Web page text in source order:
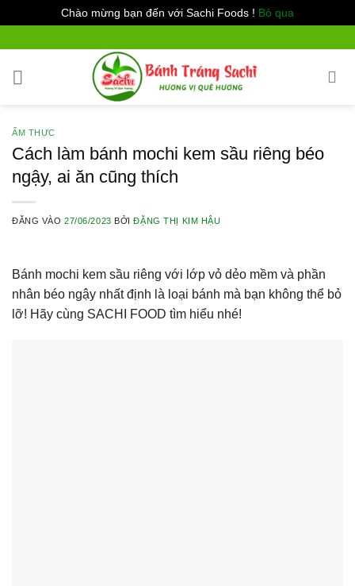
Chào mừng bạn đến với Sachi Foods ! Bỏ qua
nội
ẨM THỰC
Cách làm bánh mochi kem sầu riêng béo
ngậy, ai ăn cũng thích
ĐĂNG VÀO27/06/2023 BỞIĐẶNG THỊ KIM HẬU
Bánh mochi kem sầu riêng với lớp vỏ dẻo mềm và phần
nhân béo ngậy nhất định là loại bánh mà bạn không thể bỏ
lỡ! Hãy cùng SACHI FOOD tìm hiểu nhé!